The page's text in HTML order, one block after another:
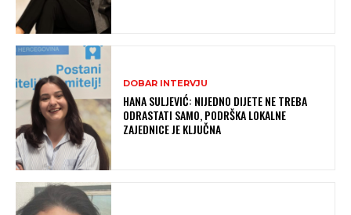
DOBAR INTERVJU
HANA SULJEVIĆ: NIJEDNO DIJETE NE TREBA
ODRASTATI SAMO, PODRŠKA LOKALNE
ZAJEDNICE JE KLJUČNA